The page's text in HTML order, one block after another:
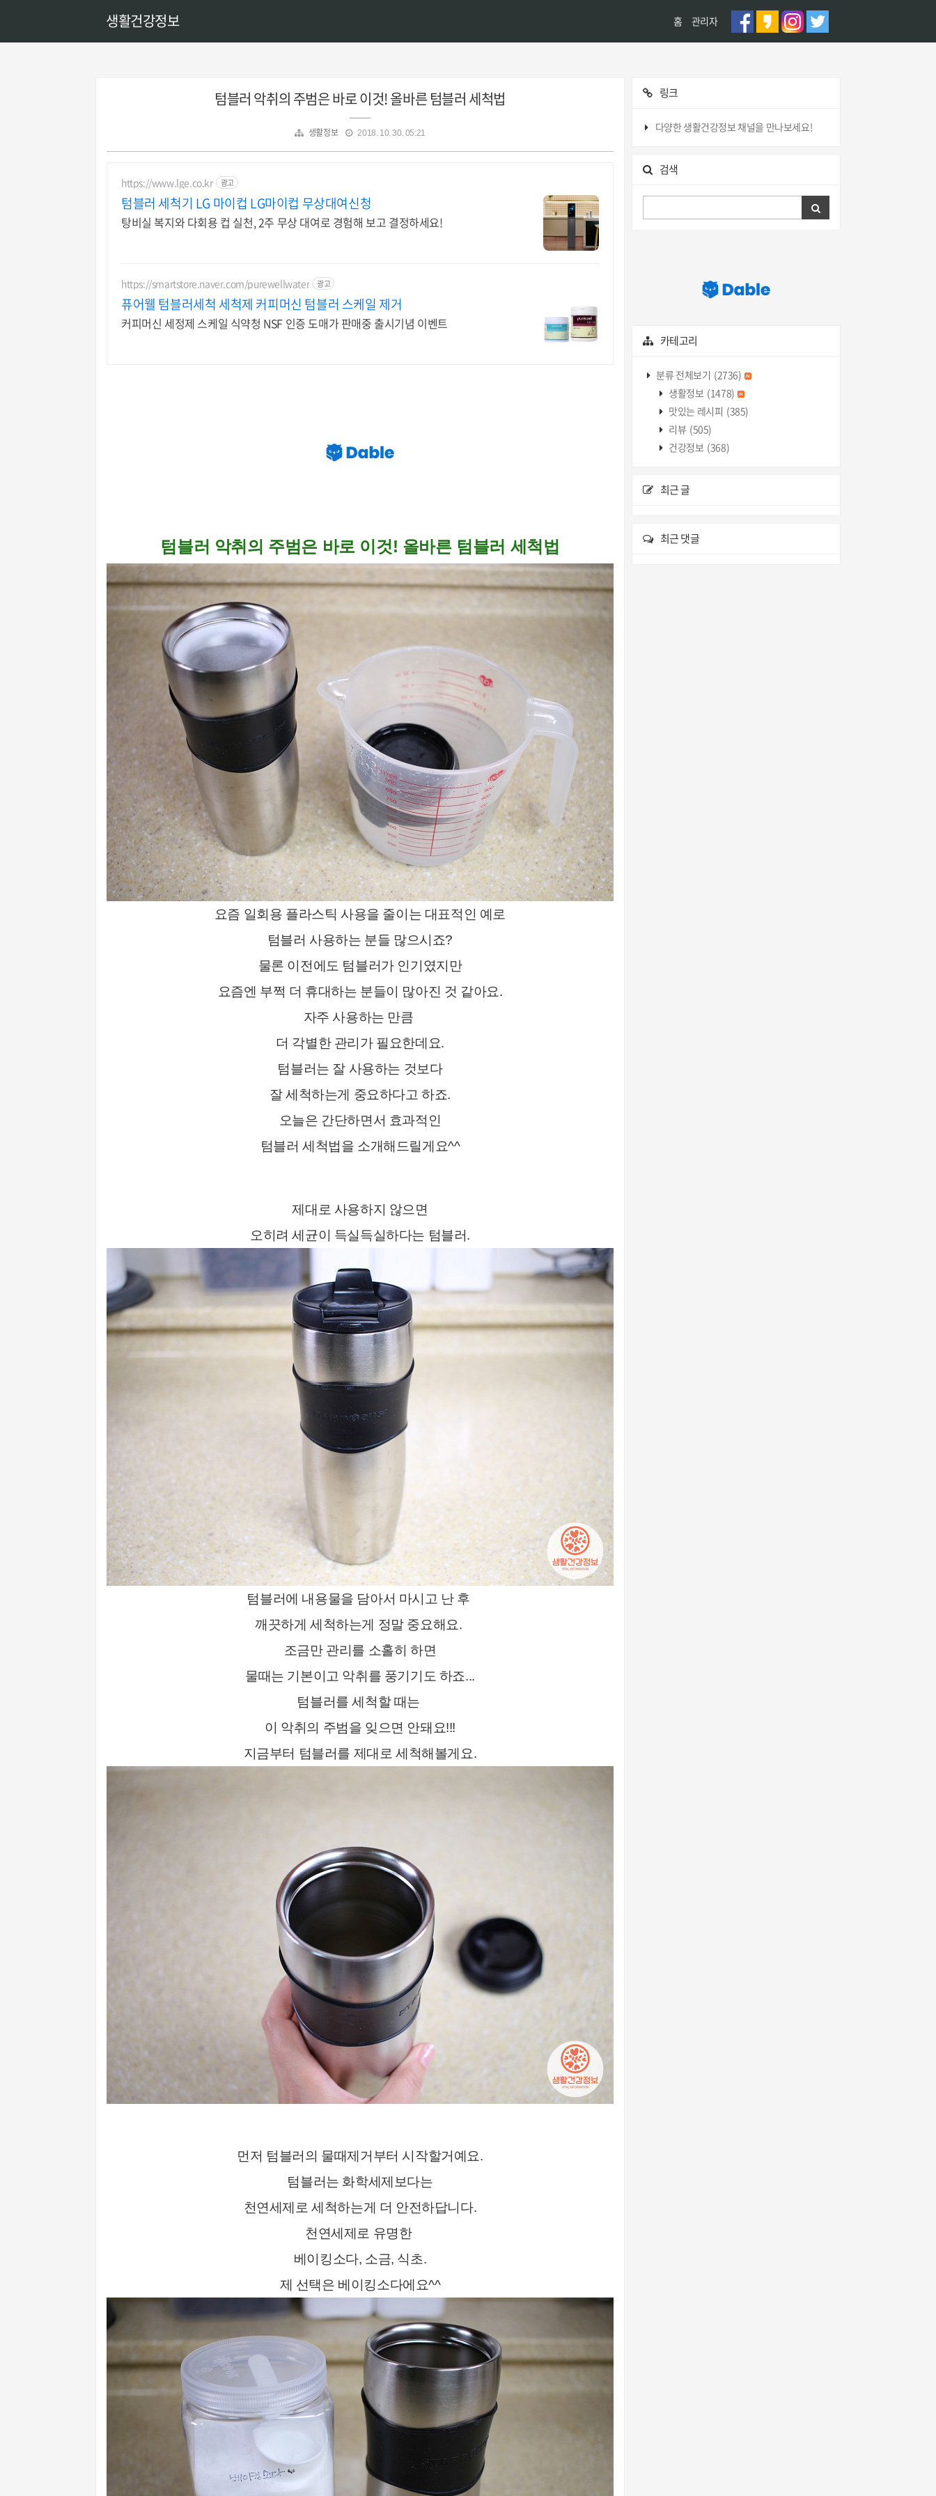
생활건강정보 홈 관리자
텀블러 악취의 주범은 바로 이것! 올바른 텀블러 세척법
생활정보 2018. 10. 30. 05:21
https://www.lge.co.kr 광고
텀블러 세척기 LG 마이컵 LG마이컵 무상대여신청
탕비실 복지와 다회용 컵 실천, 2주 무상 대여로 경험해 보고 결정하세요!
https://smartstore.naver.com/purewellwater 광고
퓨어웰 텀블러세척 세척제 커피머신 텀블러 스케일 제거
커피머신 세정제 스케일 식약청 NSF 인증 도매가 판매중 출시기념 이벤트
텀블러 악취의 주범은 바로 이것! 올바른 텀블러 세척법
요즘 일회용 플라스틱 사용을 줄이는 대표적인 예로
텀블러 사용하는 분들 많으시죠?
물론 이전에도 텀블러가 인기였지만
요즘엔 부쩍 더 휴대하는 분들이 많아진 것 같아요.
자주 사용하는 만큼
더 각별한 관리가 필요한데요.
텀블러는 잘 사용하는 것보다
잘 세척하는게 중요하다고 하죠.
오늘은 간단하면서 효과적인
텀블러 세척법을 소개해드릴게요^^
제대로 사용하지 않으면
오히려 세균이 득실득실하다는 텀블러.
텀블러에 내용물을 담아서 마시고 난 후
깨끗하게 세척하는게 정말 중요해요.
조금만 관리를 소홀히 하면
물때는 기본이고 악취를 풍기기도 하죠...
텀블러를 세척할 때는
이 악취의 주범을 잊으면 안돼요!!!
지금부터 텀블러를 제대로세척해볼게요.
먼저 텀블러의 물때제거부터 시작할거예요.
텀블러는 화학세제보다는
천연세제로 세척하는게 더 안전하답니다.
천연세제로 유명한
베이킹소다, 소금, 식초.
제 선택은 베이킹소다에요^^
링크
다양한 생활건강정보 채널을 만나보세요!
검색
카테고리
분류 전체보기 (2736)
생활정보 (1478)
맛있는 레시피 (385)
리뷰 (505)
건강정보 (368)
최근 글
최근 댓글